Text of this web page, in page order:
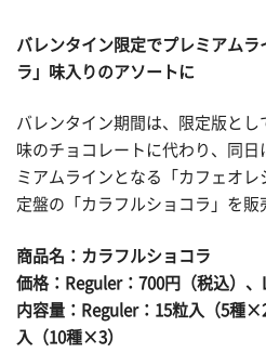
バレンタイン限定でプレミアム
ラ」味入りのアソートに
バレンタイン期間は、限定版とし
味のチョコレートに代わり、同
ミアムラインとなる「カフェオ
定盤の「カラフルショコラ」を販
商品名：カラフルショコラ
価格：Reguler：700円（税込）、
内容量：Reguler：15粒入（5種
入（10種×3）